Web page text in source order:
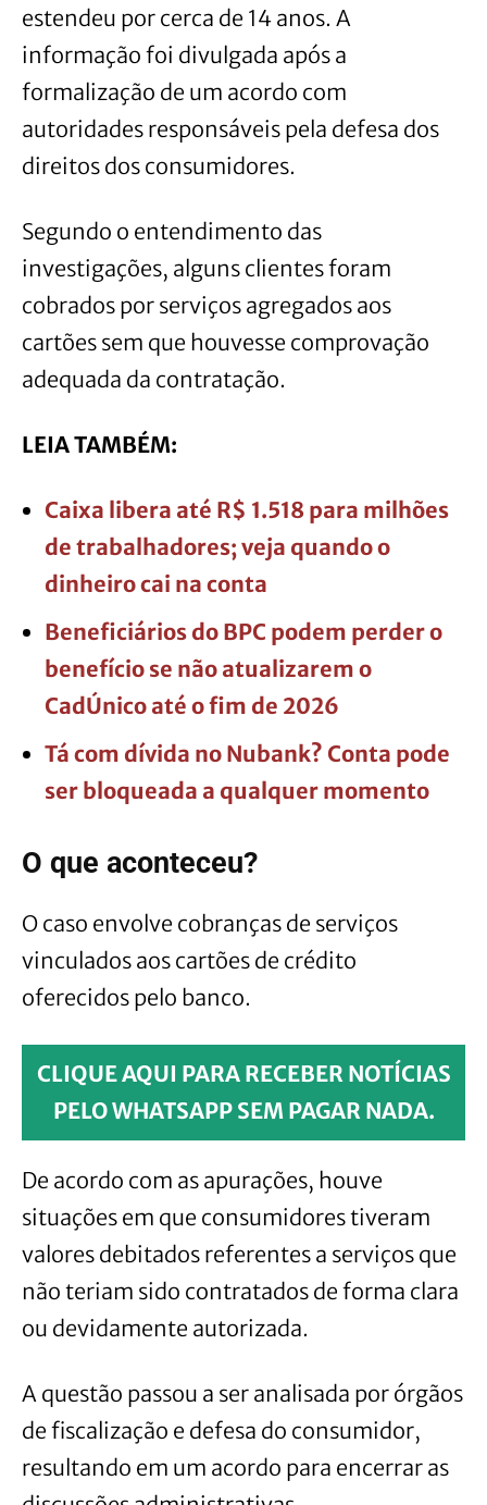
estendeu por cerca de 14 anos. A
informação foi divulgada após a
formalização de um acordo com
autoridades responsáveis pela defesa dos
direitos dos consumidores.
Segundo o entendimento das
investigações, alguns clientes foram
cobrados por serviços agregados aos
cartões sem que houvesse comprovação
adequada da contratação.
LEIA TAMBÉM:
Caixa libera até R$ 1.518 para milhões
de trabalhadores; veja quando o
dinheiro cai na conta
Beneficiários do BPC podem perder o
benefício se não atualizarem o
CadÚnico até o fim de 2026
Tá com dívida no Nubank? Conta pode
ser bloqueada a qualquer momento
O que aconteceu?
O caso envolve cobranças de serviços
vinculados aos cartões de crédito
oferecidos pelo banco.
CLIQUE AQUI PARA RECEBER NOTÍCIAS
PELO WHATSAPP SEM PAGAR NADA.
De acordo com as apurações, houve
situações em que consumidores tiveram
valores debitados referentes a serviços que
não teriam sido contratados de forma clara
ou devidamente autorizada.
A questão passou a ser analisada por órgãos
de fiscalização e defesa do consumidor,
resultando em um acordo para encerrar as